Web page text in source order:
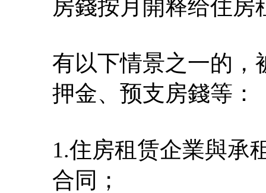
房錢按月開释给住房
有以下情景之一的，
押金、预支房錢等：
1.住房租赁企業與承
合同；